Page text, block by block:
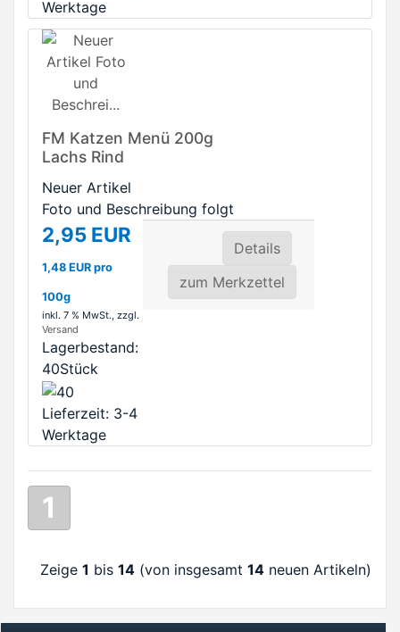
Werktage
FM Katzen Menü 200g
Lachs Rind
Neuer Artikel
Foto und Beschreibung folgt
2,95 EUR
1,48 EUR pro
100g
inkl. 7 % MwSt., zzgl.
Versand
Lagerbestand:
40Stück
Lieferzeit: 3-4
Werktage
Details
zum Merkzettel
1
Zeige 1 bis 14 (von insgesamt 14 neuen Artikeln)